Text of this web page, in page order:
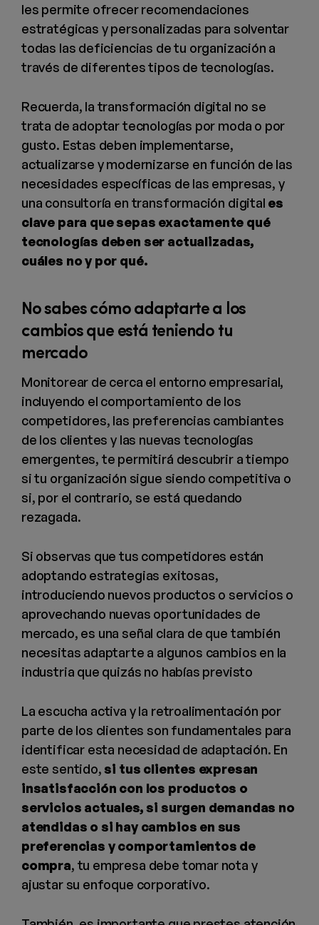
les permite ofrecer recomendaciones
estratégicas y personalizadas para solventar
todas las deficiencias de tu organización a
través de diferentes tipos de tecnologías.
Recuerda, la transformación digital no se
trata de adoptar tecnologías por moda o por
gusto. Estas deben implementarse,
actualizarse y modernizarse en función de las
necesidades específicas de las empresas, y
una consultoría en transformación digital es
clave para que sepas exactamente qué
tecnologías deben ser actualizadas,
cuáles no y por qué.
No sabes cómo adaptarte a los
cambios que está teniendo tu
mercado
Monitorear de cerca el entorno empresarial,
incluyendo el comportamiento de los
competidores, las preferencias cambiantes
de los clientes y las nuevas tecnologías
emergentes, te permitirá descubrir a tiempo
si tu organización sigue siendo competitiva o
si, por el contrario, se está quedando
rezagada.
Si observas que tus competidores están
adoptando estrategias exitosas,
introduciendo nuevos productos o servicios o
aprovechando nuevas oportunidades de
mercado, es una señal clara de que también
necesitas adaptarte a algunos cambios en la
industria que quizás no habías previsto
La escucha activa y la retroalimentación por
parte de los clientes son fundamentales para
identificar esta necesidad de adaptación. En
este sentido,si tus clientes expresan
insatisfacción con los productos o
servicios actuales, si surgen demandas no
atendidas o si hay cambios en sus
preferencias y comportamientos de
compra, tu empresa debe tomar nota y
ajustar su enfoque corporativo.